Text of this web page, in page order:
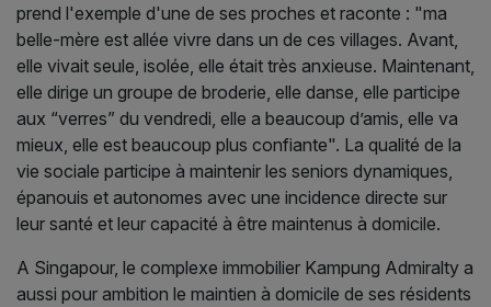
prend l'exemple d'une de ses proches et raconte : "ma
belle-mère est allée vivre dans un de ces villages. Avant,
elle vivait seule, isolée, elle était très anxieuse. Maintenant,
elle dirige un groupe de broderie, elle danse, elle participe
aux “verres” du vendredi, elle a beaucoup d’amis, elle va
mieux, elle est beaucoup plus confiante". La qualité de la
vie sociale participe à maintenir les seniors dynamiques,
épanouis et autonomes avec une incidence directe sur
leur santé et leur capacité à être maintenus à domicile.
A Singapour, le complexe immobilier Kampung Admiralty a
aussi pour ambition le maintien à domicile de ses résidents